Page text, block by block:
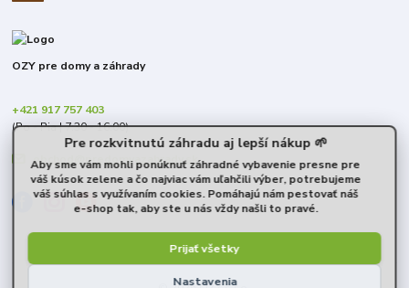
OZY pre domy a záhrady
+421 917 757 403
(Po - Pia | 7:30 - 16:00)
obchod@predomyazahrady.sk
Pre rozkvitnutú záhradu aj lepší nákup 🌱
Aby sme vám mohli ponúknuť záhradné vybavenie presne pre
váš kúsok zelene a čo najviac vám uľahčili výber, potrebujeme
váš súhlas s využívaním cookies. Pomáhajú nám pestovať náš
e-shop tak, aby ste u nás vždy našli to pravé.
Nastavenia
Prijať všetky